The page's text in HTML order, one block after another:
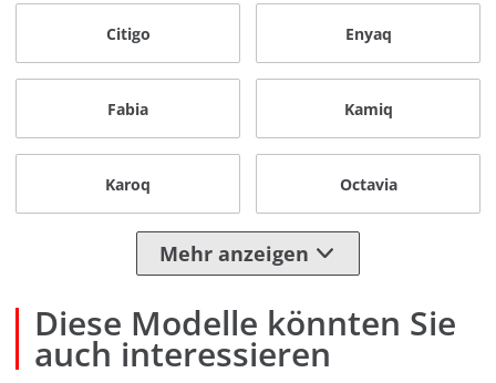
Citigo Enyaq
Fabia Kamiq
Karoq Octavia
Mehr anzeigen
Diese Modelle könnten Sie
auch interessieren